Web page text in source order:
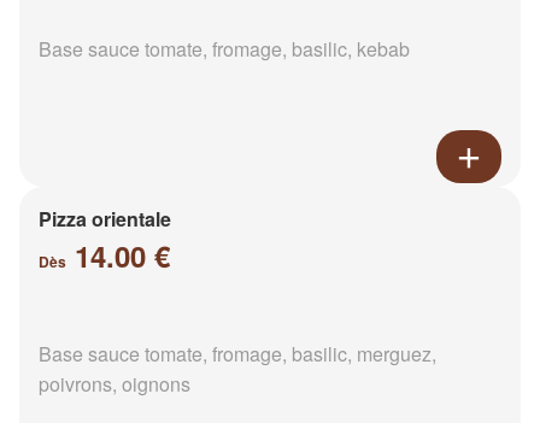
Base sauce tomate, fromage, basilic, kebab
Pizza orientale
Dès 14.00 €
Base sauce tomate, fromage, basilic, merguez,
poivrons, oignons